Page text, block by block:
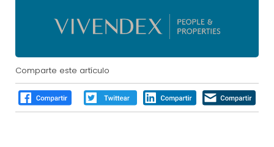
Comparte este artículo